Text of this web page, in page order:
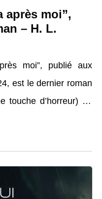
après moi”,
– H. L.
moi”, publié aux
est le dernier roman
touche d’horreur) de